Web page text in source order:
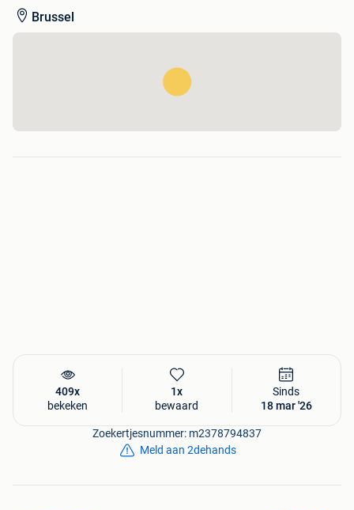
Brussel
409x
bekeken
1x
bewaard
Sinds
18 mar '26
Zoekertjesnummer: m2378794837
Meld aan 2dehands